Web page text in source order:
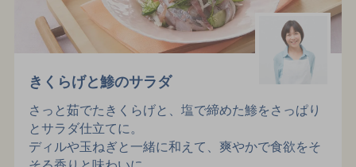
きくらげと鯵のサラダ
さっと茹でたきくらげと、塩で締めた鯵をさっぱり
とサラダ仕立てに。
ディルや玉ねぎと一緒に和えて、爽やかで食欲をそ
そる香りと味わいに。